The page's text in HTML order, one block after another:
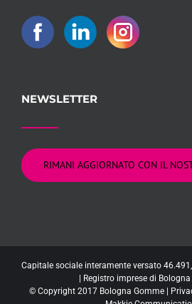
NEWSLETTER
RIMANI AGGIORNATO CON IL
Capitale sociale interamente versato
| Registro imprese di
© Copyright 2017 Bologna Gomme |